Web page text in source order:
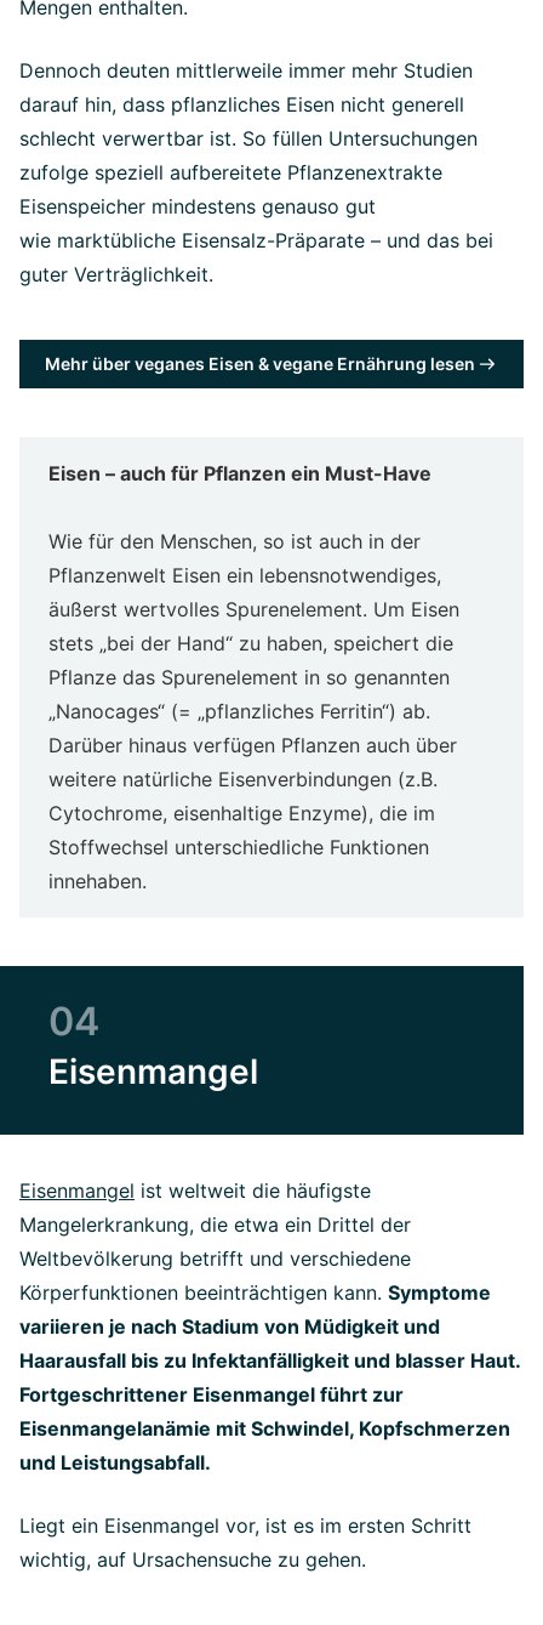
Mengen enthalten.
Dennoch deuten mittlerweile immer mehr Studien
darauf hin, dass pflanzliches Eisen nicht generell
schlecht verwertbar ist. So füllen Untersuchungen
zufolge speziell aufbereitete Pflanzenextrakte
Eisenspeicher mindestens genauso gut
wie marktübliche Eisensalz-Präparate – und das bei
guter Verträglichkeit.
Mehr über veganes Eisen & vegane Ernährung lesen
Eisen – auch für Pflanzen ein Must-Have
Wie für den Menschen, so ist auch in der
Pflanzenwelt Eisen ein lebensnotwendiges,
äußerst wertvolles Spurenelement. Um Eisen
stets „bei der Hand“ zu haben, speichert die
Pflanze das Spurenelement in so genannten
„Nanocages“ (= „pflanzliches Ferritin“) ab.
Darüber hinaus verfügen Pflanzen auch über
weitere natürliche Eisenverbindungen (z.B.
Cytochrome, eisenhaltige Enzyme), die im
Stoffwechsel unterschiedliche Funktionen
innehaben.
04
Eisenmangel
Eisenmangel ist weltweit die häufigste
Mangelerkrankung, die etwa ein Drittel der
Weltbevölkerung betrifft und verschiedene
Körperfunktionen beeinträchtigen kann. Symptome
variieren je nach Stadium von Müdigkeit und
Haarausfall bis zu Infektanfälligkeit und blasser Haut.
Fortgeschrittener Eisenmangel führt zur
Eisenmangelanämie mit Schwindel, Kopfschmerzen
und Leistungsabfall.
Liegt ein Eisenmangel vor, ist es im ersten Schritt
wichtig, auf Ursachensuche zu gehen.